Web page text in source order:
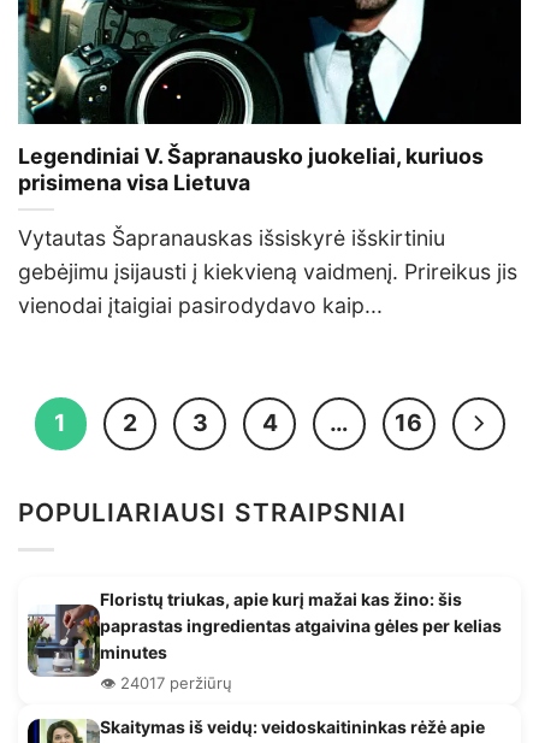
Legendiniai V. Šapranausko juokeliai, kuriuos
prisimena visa Lietuva
Vytautas Šapranauskas išsiskyrė išskirtiniu
gebėjimu įsijausti į kiekvieną vaidmenį. Prireikus jis
vienodai įtaigiai pasirodydavo kaip...
1 2 3 4 … 16
POPULIARIAUSI STRAIPSNIAI
Floristų triukas, apie kurį mažai kas žino: šis
paprastas ingredientas atgaivina gėles per kelias
minutes
👁️ 24017 peržiūrų
Skaitymas iš veidų: veidoskaitininkas rėžė apie